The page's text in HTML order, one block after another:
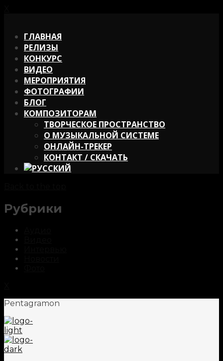
ГЛАВНАЯ
РЕЛИЗЫ
КОНКУРС
ВИДЕО
МЕРОПРИЯТИЯ
ФОТОГРАФИИ
БЛОГ
КОМПОЗИТОРАМ
ТВОРЧЕСКОЕ ПРОСТРАНСТВО
О МУЗЫКАЛЬНОЙ СИСТЕМЕ
ОНЛАЙН-ТРЕКЕР
КОНТАКТ / СКАЧАТЬ
Рубрики
Pentagramon